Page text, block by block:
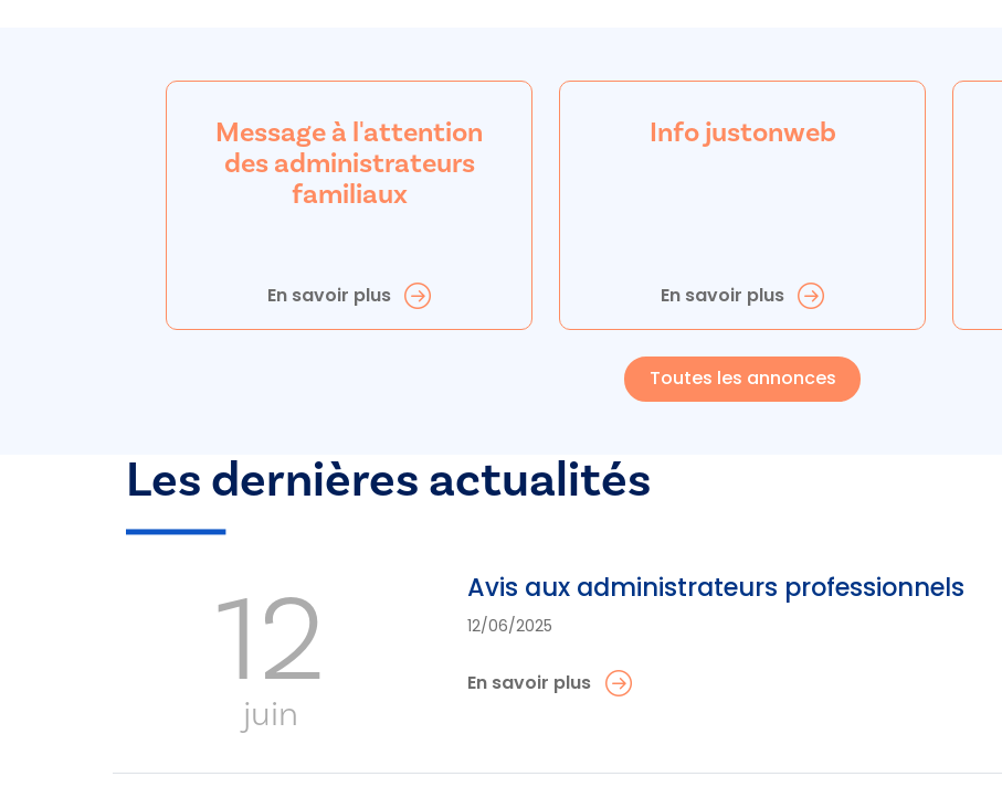
Message à l'attention
des administrateurs
familiaux
En savoir plus
Info justonweb
En savoir plus
Toutes les annonces
Les dernières actualités
12
juin
Avis aux administrateurs professionnels
12/06/2025
En savoir plus